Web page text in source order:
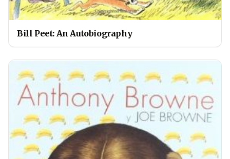
Bill Peet: An Autobiography